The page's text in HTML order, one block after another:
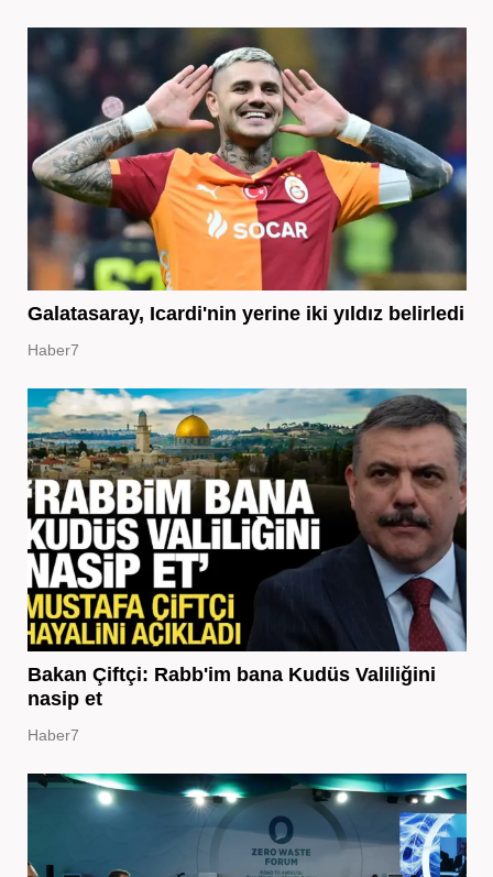
Galatasaray, Icardi'nin yerine iki yıldız belirledi
Haber7
Bakan Çiftçi: Rabb'im bana Kudüs Valiliğini
nasip et
Haber7